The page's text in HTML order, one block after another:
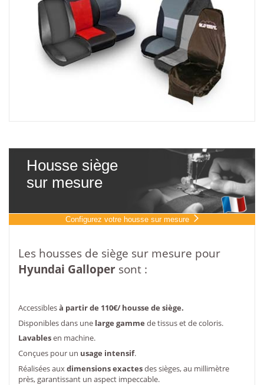
Housse siège
sur mesure
Configurez votre housse sur mesure
Les housses de siège sur mesure pour
Hyundai Galloper sont :
Accessiblesà partir de 110€/ housse de siège.
Disponibles dans une large gamme de tissus et de coloris.
Lavablesen machine.
Conçues pour un usage intensif.
Réalisées aux dimensions exactesdes sièges, au millimètre
près, garantissant un aspect impeccable.